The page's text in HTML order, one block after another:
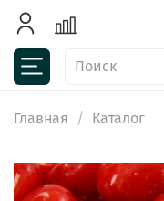
Главная Каталог